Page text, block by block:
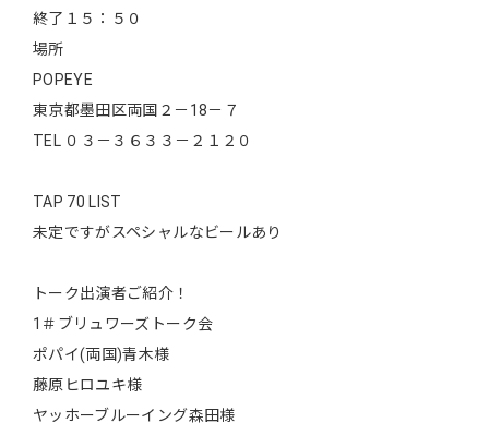
終了１５：５０
場所
POPEYE
東京都墨田区両国２－18－７
TEL ０３－３６３３－２１２０
TAP 70 LIST
未定ですがスペシャルなビールあり
トーク出演者ご紹介！
1＃ブリュワーズトーク会
ポパイ(両国)青木様
藤原ヒロユキ様
ヤッホーブルーイング森田様